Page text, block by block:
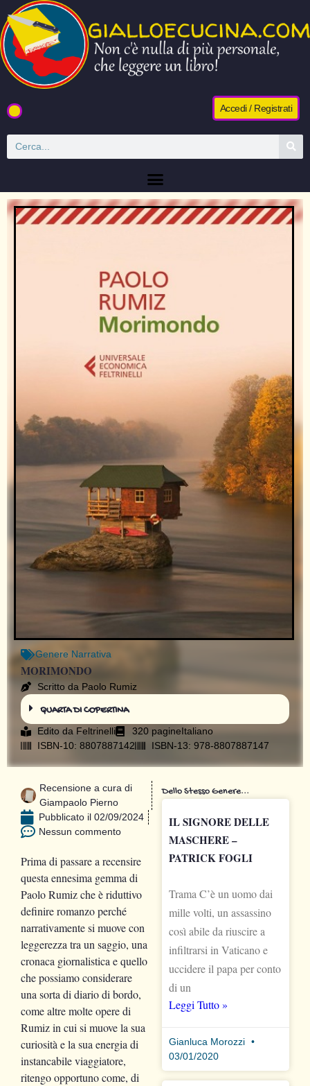
Accedi / Registrati
Genere Narrativa
MORIMONDO
Scritto da Paolo Rumiz
QUARTA DI COPERTINA
Edito da Feltrinelli 320 pagineItaliano
ISBN-10: 8807887142
ISBN-13: 978-8807887147
Recensione a cura di
Giampaolo Pierno
Pubblicato il 02/09/2024
Nessun commento
Prima di passare a recensire
questa ennesima gemma di
Paolo Rumiz che è riduttivo
definire romanzo perché
narrativamente si muove con
leggerezza tra un saggio, una
cronaca giornalistica e quello
che possiamo considerare
una sorta di diario di bordo,
come altre molte opere di
Rumiz in cui si muove la sua
curiosità e la sua energia di
instancabile viaggiatore,
ritengo opportuno come, di
Dello Stesso Genere...
IL SIGNORE DELLE
MASCHERE –
PATRICK FOGLI
Trama C’è un uomo dai
mille volti, un assassino
così abile da riuscire a
infiltrarsi in Vaticano e
uccidere il papa per conto
di un
Leggi Tutto »
Gianluca Morozzi
03/01/2020